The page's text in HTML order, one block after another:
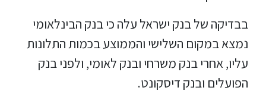
בבדיקה של בנק ישראל עלה כי בנק הבינלאומי
נמצא במקום השלישי והממוצע בכמות התלונות
עליו, אחרי בנק משרחי ובנק לאומי, ולפני בנק
הפועלים ובנק דיסקונט.